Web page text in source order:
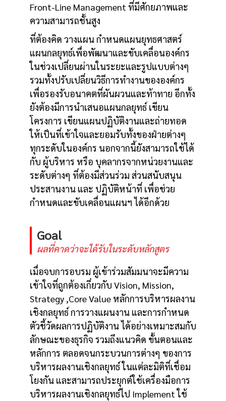
Front-Line Management ที่มีศักยภาพและ
ความสามารถชั้นสูง
ที่ต้องคิด วางแผน กำหนดแผนยุทธศาสตร์
แผนกลยุทธ์เพื่อพัฒนาและขับเคลื่อนองค์กร
ในช่วงเปลี่ยนผ่านในระยะและรูปแบบต่างๆ
รวมทั้งปรับเปลี่ยนวิธีการทำงานขององค์กร
เพื่อรองรับอนาคตที่ผันผวนและท้าทาย อีกทั้ง
ยังต้องมีการนำเสนอแผนกลยุทธ์ เขียน
โครงการ เขียนแผนปฏิบัติงานและถ่ายทอด
ให้เป็นที่เข้าใจและยอมรับทั้งของฝ่ายต่างๆ
ทุกระดับในองค์กร นอกจากนี้ยังสามารถใช้ได้
กับ ผู้บริหาร หรือ บุคลากรจากหน่วยงานและ
ระดับต่างๆ ที่ต้องมีส่วนร่วม ส่วนสนับสนุน
ประสานงาน และ ปฏิบัติหน้าที่ เพื่อช่วย
กำหนดและขับเคลื่อนแผนฯ ได้อีกด้วย
Goal
ผลที่คาดว่าจะได้รับในระดับหลักสูตร
เมื่อจบการอบรม ผู้เข้าร่วมสัมมนาจะมีความ
เข้าใจที่ถูกต้องเกี่ยวกับ Vision, Mission,
Strategy ,Core Value หลักการบริหารผลงาน
เชิงกลยุทธ์ การวางแผนงาน และการกำหนด
ตัวชี้วัดผลการปฏิบัติงาน ได้อย่างเหมาะสมกับ
ลักษณะของธุรกิจ รวมถึงแนวคิด ขั้นตอนและ
หลักการ ตลอดจนกระบวนการต่างๆ ของการ
บริหารผลงานเชิงกลยุทธ์ ในแต่ละมิติที่เชื่อม
โยงกัน และสามารถประยุกต์ใช้เครื่องมือการ
บริหารผลงานเชิงกลยุทธ์ไป Implement ใช้